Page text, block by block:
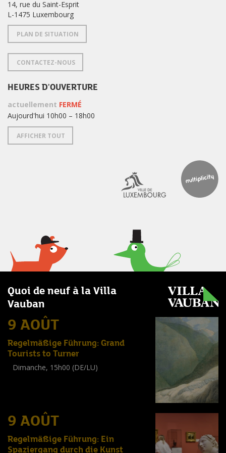
14, rue du Saint-Esprit
L-1475 Luxembourg
PLAN DE SITUATION
CONTACTEZ-NOUS
HEURES D'OUVERTURE
actuellement FERMÉ
Aujourd'hui 10h00 – 18h00
AFFICHER TOUT
Quoi de neuf à la Villa
Vauban
9 AOÛT
Regelmäßige Führung: Grand
Tourists to Turner
Dimanche, 15h00 (DE/LU)
9 AOÛT
Regelmäßige Führung: Ein
Spaziergang durch die Kunst